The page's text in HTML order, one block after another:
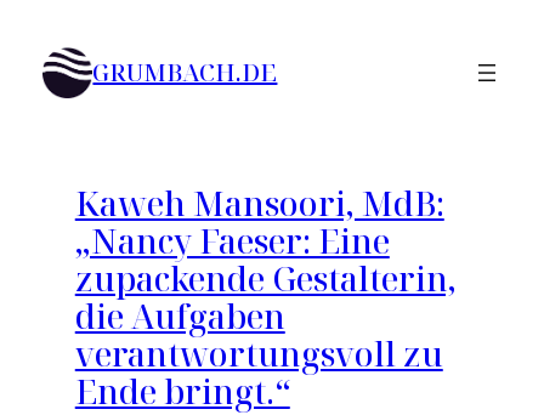
Inhalt
springen GRUMBACH.DE
Kaweh Mansoori, MdB:
„Nancy Faeser: Eine
zupackende Gestalterin,
die Aufgaben
verantwortungsvoll zu
Ende bringt.“